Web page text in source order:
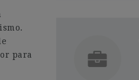
para